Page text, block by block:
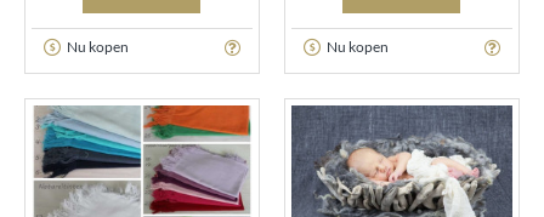
Nu kopen Nu kopen